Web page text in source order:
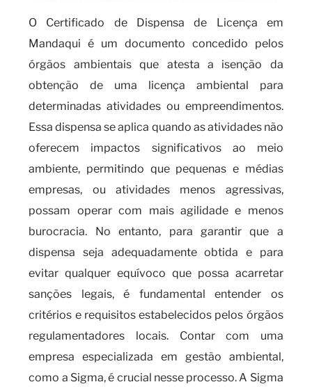
O Certificado de Dispensa de Licença em
Mandaqui é um documento concedido pelos
órgãos ambientais que atesta a isenção da
obtenção de uma licença ambiental para
determinadas atividades ou empreendimentos.
Essa dispensa se aplica quando as atividades não
oferecem impactos significativos ao meio
ambiente, permitindo que pequenas e médias
empresas, ou atividades menos agressivas,
possam operar com mais agilidade e menos
burocracia. No entanto, para garantir que a
dispensa seja adequadamente obtida e para
evitar qualquer equívoco que possa acarretar
sanções legais, é fundamental entender os
critérios e requisitos estabelecidos pelos órgãos
regulamentadores locais. Contar com uma
empresa especializada em gestão ambiental,
como a Sigma, é crucial nesse processo. A Sigma